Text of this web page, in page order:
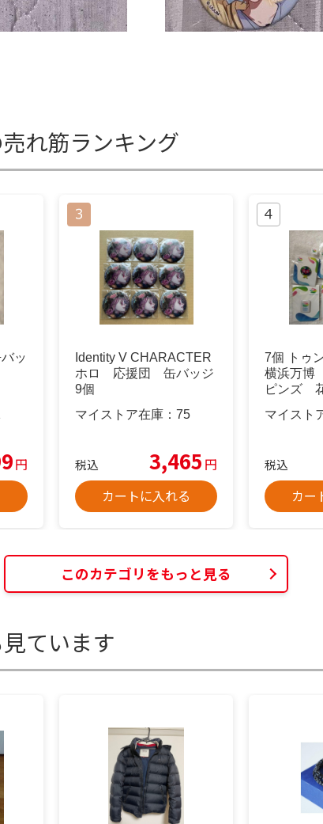
れ筋ランキング
ッ
円
Identity V CHARACTER
ホロ 応援団 缶バッジ
9個
マイストア在庫： 75
税込 3,465 円
カートに入れる
7個 トゥ
横浜万
ピンズ
マイスト
税込
カー
このカテゴリをもっと見る
ています